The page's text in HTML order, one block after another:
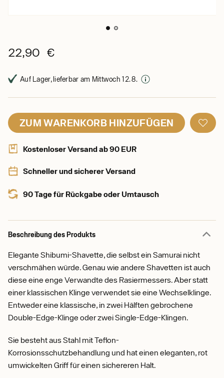
22,90 €
Auf Lager, lieferbar am Mittwoch 12. 8.
ZUM WARENKORB HINZUFÜGEN
Kostenloser Versand ab 90 EUR
Schneller und sicherer Versand
90 Tage für Rückgabe oder Umtausch
Beschreibung des Produkts
Elegante Shibumi-Shavette, die selbst ein Samurai nicht
verschmähen würde. Genau wie andere Shavetten ist auch
diese eine enge Verwandte des Rasiermessers. Aber statt
einer klassischen Klinge verwendet sie eine Wechselklinge.
Entweder eine klassische, in zwei Hälften gebrochene
Double-Edge-Klinge oder zwei Single-Edge-Klingen.
Sie besteht aus Stahl mit Teflon-
Korrosionsschutzbehandlung und hat einen eleganten, rot
umwickelten Griff für einen sichereren Halt.